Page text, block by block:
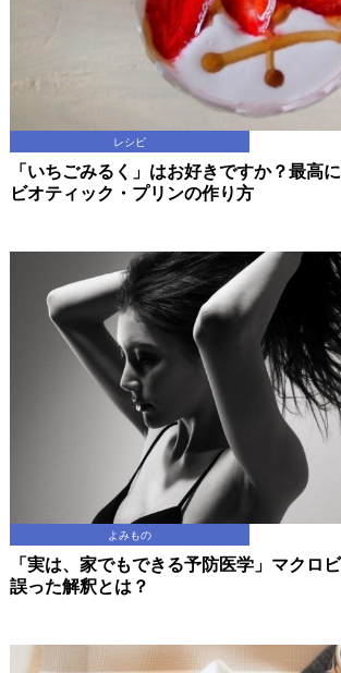
レシピ
「いちごみるく」はお好きですか？最高
ビオティック・プリンの作り方
よみもの
「実は、家でもできる予防医学」マクロ
誤った解釈とは？